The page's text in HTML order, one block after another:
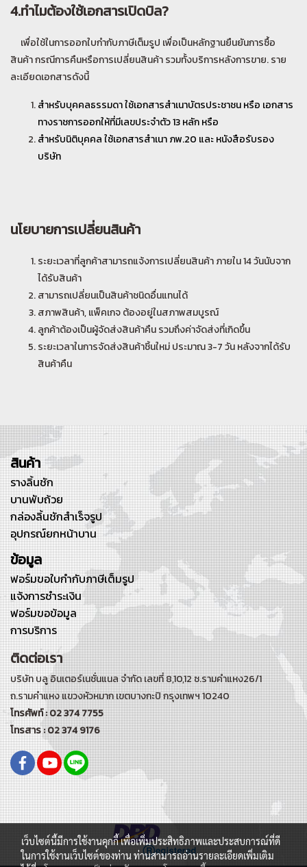
4.ทำไมต้องใช้เอกสารเปิดบิล?
เพื่อใช้ในการออกใบกำกับภาษีเต็มรูป เพื่อเป็นหลักฐานยืนยันการซื้อ
สินค้า กรณีการคืนหรือการเปลี่ยนสินค้า รวมทั้งบริการหลังการขาย. ราย
ละเอียดเอกสารดังนี้
สำหรับบุคคลธรรมดา ใช้เอกสารสำเนาบัตรประชาชน หรือ เอกสาร
ทางราชการออกให้ที่มีเลขประจำตัว 13 หลัก หรือ
สำหรับนิติบุคคล ใช้เอกสารสำเนา ภพ.20 และ หนังสือรับรอง
บริษัท
นโยบายการเปลี่ยนสินค้า
ระยะเวลาที่ลูกค้าสามารถแจ้งการเปลี่ยนสินค้า ภายใน 14 วันนับจาก
ได้รับสินค้า
สามารถเปลี่ยนเป็นสินค้าชนิดอื่นแทนได้
สภาพสินค้า, แพ็คเกจ ต้องอยู่ในสภาพสมบูรณ์
ลูกค้าต้องเป็นผู้จัดส่งสินค้าคืน รวมถึงค่าจัดส่งที่เกิดขึ้น
ระยะเวลาในการจัดส่งสินค้าชิ้นใหม่ ประมาณ 3-7 วัน หลังจากได้รับ
สินค้าคืน
สินค้า
รางลิ้นชัก
บานพับถ้วย
กล่องลิ้นชักสำเร็จรูป
อุปกรณ์ยกหน้าบาน
ข้อมูล
ฟอร์มขอใบกำกับภาษีเต็มรูป
แจ้งการชำระเงิน
ฟอร์มขอข้อมูล
การบริการ
ติดต่อเรา
บริษัท บลู อินเตอร์เนชั่นแนล จำกัด เลขที่ 8,10,12 ซ.รามคำแหง26/1
ถ.รามคำแหงแขวงหัวหมาก เขตบางกะปิ กรุงเทพฯ 10240
โทรศัพท์ : 02 374 7755
โทรสาร : 02 374 9176
เว็บไซต์นี้มีการใช้งานคุกกี้ เพื่อเพิ่มประสิทธิภาพและประสบการณ์ที่ดี
ในการใช้งานเว็บไซต์ของท่าน ท่านสามารถอ่านรายละเอียดเพิ่มเติม